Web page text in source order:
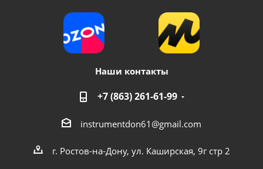
Наши контакты
+7 (863) 261-61-99
instrumentdon61@gmail.com
г. Ростов-на-Дону, ул. Каширская, 9г стр 2